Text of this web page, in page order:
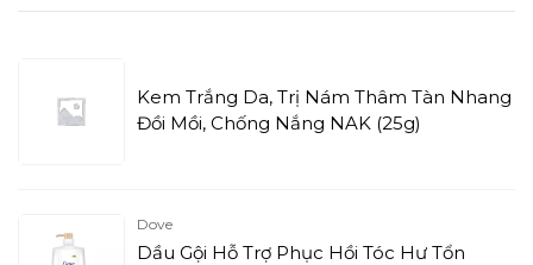
Kem Trắng Da, Trị Nám Thâm Tàn Nhang
Đồi Mồi, Chống Nắng NAK (25g)
Dove
Dầu Gội Hỗ Trợ Phục Hồi Tóc Hư Tổn